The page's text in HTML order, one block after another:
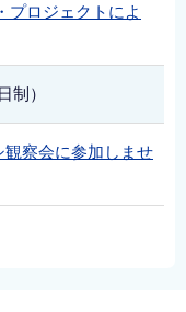
プロジェクトによ
制）
観察会に参加しませ